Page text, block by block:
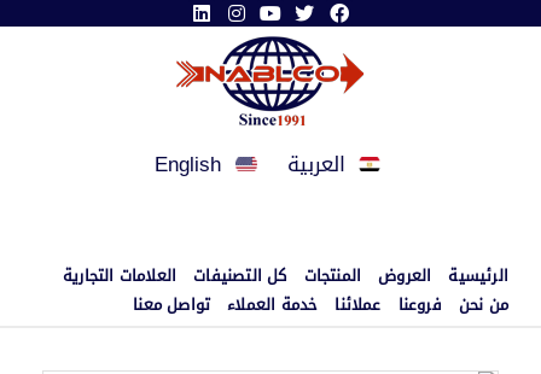
العربية English
الرئيسية العروض المنتجات كل التصنيفات
العلامات التجارية
من نحن فروعنا عملائنا خدمة العملاء تواصل معنا